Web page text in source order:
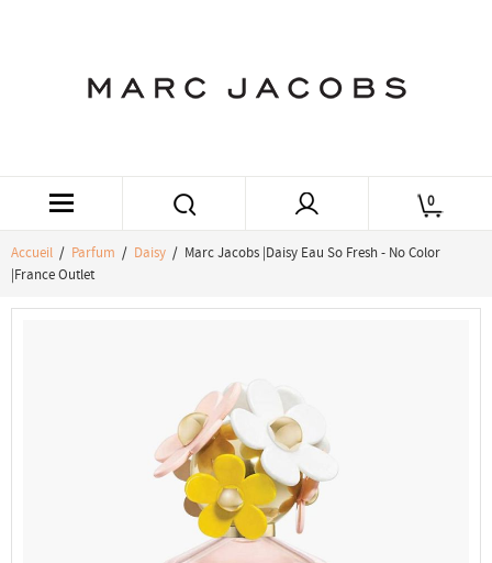
0
Accueil / Parfum / Daisy / Marc Jacobs |Daisy Eau So Fresh - No Color
|France Outlet